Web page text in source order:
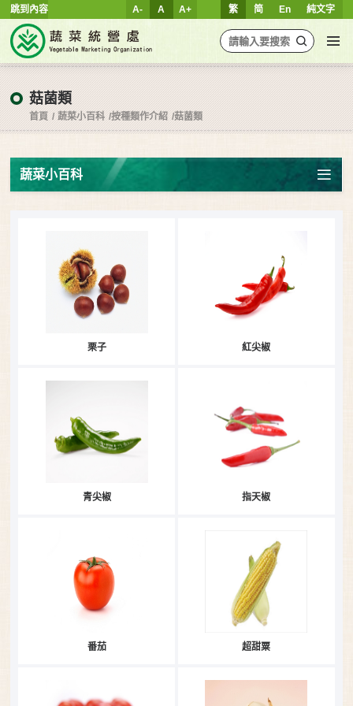
跳到內容 繁 简 En 純文字
A- A A+
菇菌類
首頁 蔬菜小百科 按種類作介紹 菇菌類
蔬菜小百科
栗子 紅尖椒
青尖椒 指天椒
番茄 超甜粟